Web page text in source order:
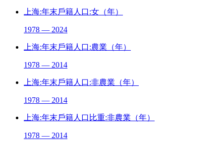
上海:年末戶籍人口:女（年）
1978 — 2024
上海:年末戶籍人口:農業（年）
1978 — 2014
上海:年末戶籍人口:非農業（年）
1978 — 2014
上海:年末戶籍人口比重:非農業（年）
1978 — 2014